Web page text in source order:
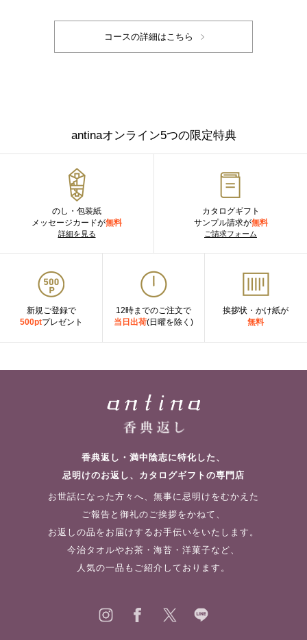
antinaオンライン5つの限定特典
のし・包装紙
メッセージカードが無料
詳細を見る
カタログギフト
サンプル請求が無料
ご請求フォーム
新規ご登録で
500ptプレゼント
12時までのご注文で
当日出荷(日曜を除く)
挨拶状・かけ紙が
無料
香典返し・満中陰志に特化した、
忌明けのお返し、カタログギフトの専門店
お世話になった方々へ、無事に忌明けをむかえた
ご報告と御礼のご挨拶をかねて、
お返しの品をお届けするお手伝いをいたします。
今治タオルやお茶・海苔・洋菓子など、
人気の一品もご紹介しております。